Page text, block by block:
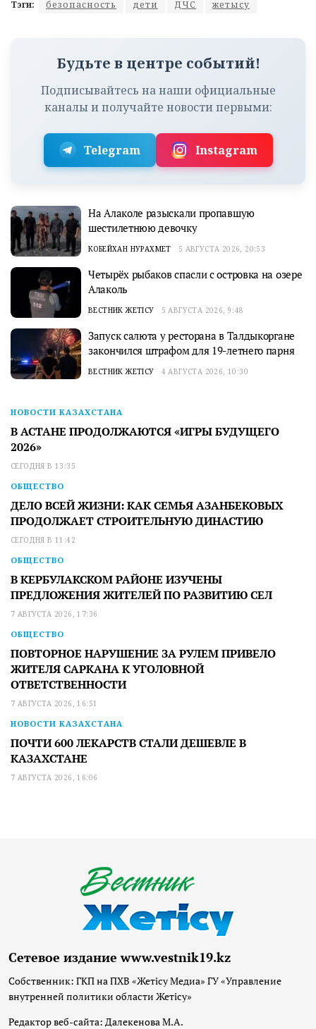
Тэги: безопасность дети ДЧС жетысу
Будьте в центре событий!
Подписывайтесь на наши официальные
каналы и получайте новости первыми:
Telegram Instagram
На Алаколе разыскали пропавшую
шестилетнюю девочку
КОБЕЙХАН НУРАХМЕТ 5 АВГУСТА 2026, 20:53
Четырёх рыбаков спасли с островка на озере
Алаколь
ВЕСТНИК ЖЕТІСУ 5 АВГУСТА 2026, 9:48
Запуск салюта у ресторана в Талдыкоргане
закончился штрафом для 19-летнего парня
ВЕСТНИК ЖЕТІСУ 4 АВГУСТА 2026, 10:30
НОВОСТИ КАЗАХСТАНА
В АСТАНЕ ПРОДОЛЖАЮТСЯ «ИГРЫ БУДУЩЕГО
2026»
СЕГОДНЯ В 13:35
ОБЩЕСТВО
ДЕЛО ВСЕЙ ЖИЗНИ: КАК СЕМЬЯ АЗАНБЕКОВЫХ
ПРОДОЛЖАЕТ СТРОИТЕЛЬНУЮ ДИНАСТИЮ
СЕГОДНЯ В 11:42
ОБЩЕСТВО
В КЕРБУЛАКСКОМ РАЙОНЕ ИЗУЧЕНЫ
ПРЕДЛОЖЕНИЯ ЖИТЕЛЕЙ ПО РАЗВИТИЮ СЕЛ
7 АВГУСТА 2026, 17:36
ОБЩЕСТВО
ПОВТОРНОЕ НАРУШЕНИЕ ЗА РУЛЕМ ПРИВЕЛО
ЖИТЕЛЯ САРКАНА К УГОЛОВНОЙ
ОТВЕТСТВЕННОСТИ
7 АВГУСТА 2026, 16:51
НОВОСТИ КАЗАХСТАНА
ПОЧТИ 600 ЛЕКАРСТВ СТАЛИ ДЕШЕВЛЕ В
КАЗАХСТАНЕ
7 АВГУСТА 2026, 16:06
Сетевое издание www.vestnik19.kz
Собственник: ГКП на ПХВ «Жетісу Медиа» ГУ «Управление
внутренней политики области Жетісу»
Редактор веб-сайта: Далекенова М.А.